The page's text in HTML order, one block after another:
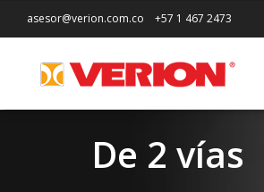
asesor@verion.com.co +57 1 467 2473
De 2 vías